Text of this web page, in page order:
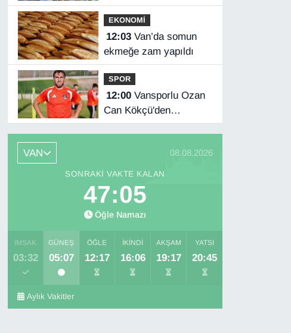
mesaisi başladı
EKONOMİ
12:03Van’da somun
ekmeğe zam yapıldı
SPOR
12:00Vansporlu Ozan
Can Kökçü'den
Beşiktaş'ın kaptanı
VAN
08.08.2026
SONRAKI VAKTE KALAN
47:04
Öğle Namazı
İMSAK
03:32
GÜNEŞ
05:07
ÖĞLE
12:17
İKINDI
16:06
AKŞAM
19:17
YATSI
20:45
Aylık Vakitler